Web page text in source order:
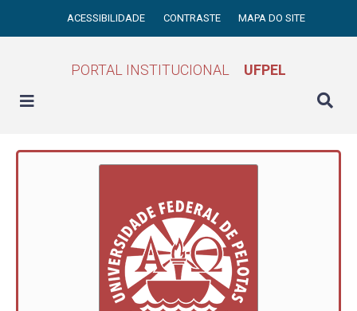
ACESSIBILIDADE CONTRASTE MAPA DO SITE
PORTAL INSTITUCIONAL UFPEL